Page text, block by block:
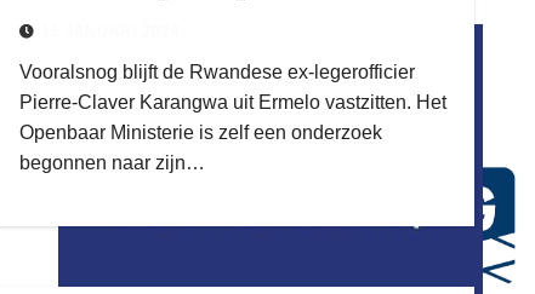
kleijer
Vooralsnog blijft de Rwandese ex-legerofficier
Pierre-Claver Karangwa uit Ermelo vastzitten. Het
Openbaar Ministerie is zelf een onderzoek
begonnen naar zijn…